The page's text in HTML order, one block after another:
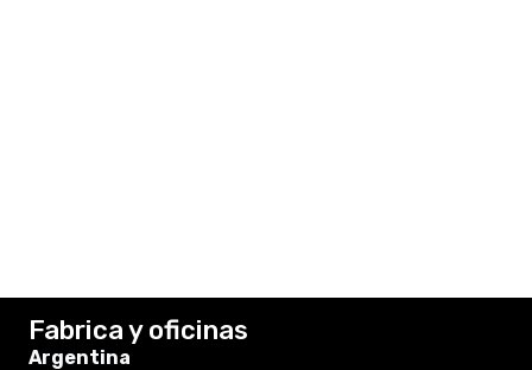
Fabrica y oficinas
Argentina